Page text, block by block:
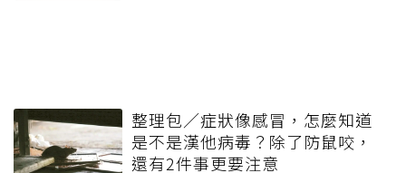
整理包／症狀像感冒，怎麼知道
是不是漢他病毒？除了防鼠咬，
還有2件事更要注意